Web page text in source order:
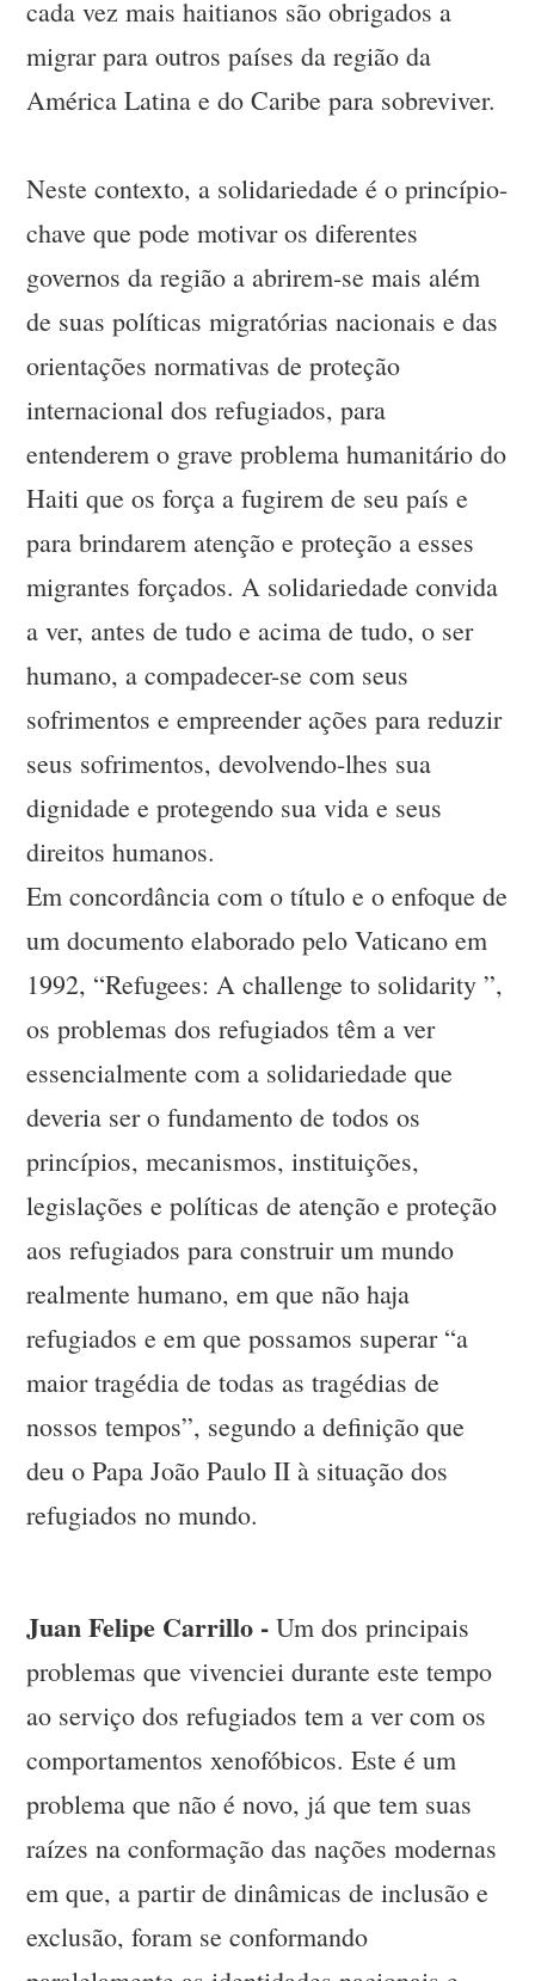
cada vez mais haitianos são obrigados a
migrar para outros países da região da
América Latina e do Caribe para sobreviver.
Neste contexto, a solidariedade é o princípio-
chave que pode motivar os diferentes
governos da região a abrirem-se mais além
de suas políticas migratórias nacionais e das
orientações normativas de proteção
internacional dos refugiados, para
entenderem o grave problema humanitário do
Haiti que os força a fugirem de seu país e
para brindarem atenção e proteção a esses
migrantes forçados. A solidariedade convida
a ver, antes de tudo e acima de tudo, o ser
humano, a compadecer-se com seus
sofrimentos e empreender ações para reduzir
seus sofrimentos, devolvendo-lhes sua
dignidade e protegendo sua vida e seus
direitos humanos.
Em concordância com o título e o enfoque de
um documento elaborado pelo Vaticano em
1992, “Refugees: A challenge to solidarity ”,
os problemas dos refugiados têm a ver
essencialmente com a solidariedade que
deveria ser o fundamento de todos os
princípios, mecanismos, instituições,
legislações e políticas de atenção e proteção
aos refugiados para construir um mundo
realmente humano, em que não haja
refugiados e em que possamos superar “a
maior tragédia de todas as tragédias de
nossos tempos”, segundo a definição que
deu o Papa João Paulo II à situação dos
refugiados no mundo.
Juan Felipe Carrillo - Um dos principais
problemas que vivenciei durante este tempo
ao serviço dos refugiados tem a ver com os
comportamentos xenofóbicos. Este é um
problema que não é novo, já que tem suas
raízes na conformação das nações modernas
em que, a partir de dinâmicas de inclusão e
exclusão, foram se conformando